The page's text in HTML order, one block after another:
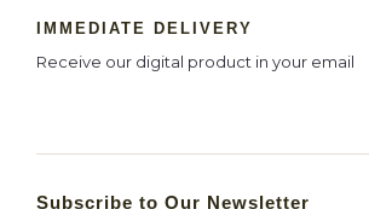
IMMEDIATE DELIVERY
Receive our digital product in your email
Subscribe to Our Newsletter